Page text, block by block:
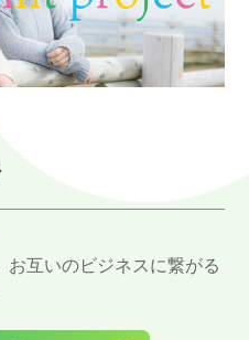
互いのビジネスに繋がる